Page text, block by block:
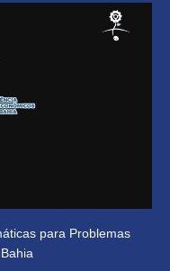
para Problemas